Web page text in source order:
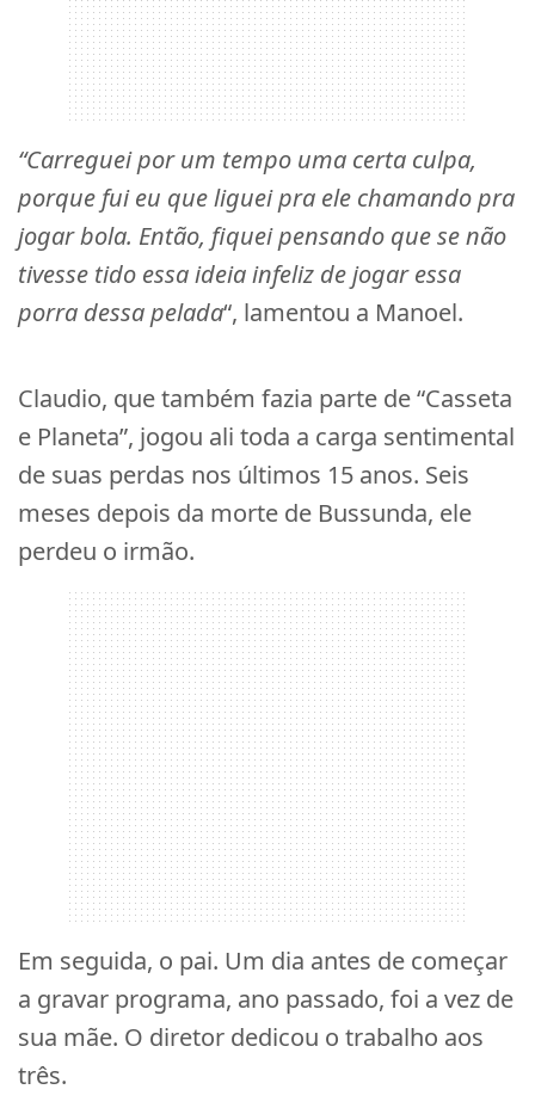
“Carreguei por um tempo uma certa culpa,
porque fui eu que liguei pra ele chamando pra
jogar bola. Então, fiquei pensando que se não
tivesse tido essa ideia infeliz de jogar essa
porra dessa pelada“, lamentou a Manoel.
Claudio, que também fazia parte de “Casseta
e Planeta”, jogou ali toda a carga sentimental
de suas perdas nos últimos 15 anos. Seis
meses depois da morte de Bussunda, ele
perdeu o irmão.
Em seguida, o pai. Um dia antes de começar
a gravar programa, ano passado, foi a vez de
sua mãe. O diretor dedicou o trabalho aos
três.